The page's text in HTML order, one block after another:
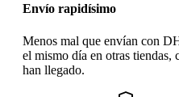
Envío rapidísimo
Menos mal que envían con
el mismo día en otras tiendas,
han llegado.